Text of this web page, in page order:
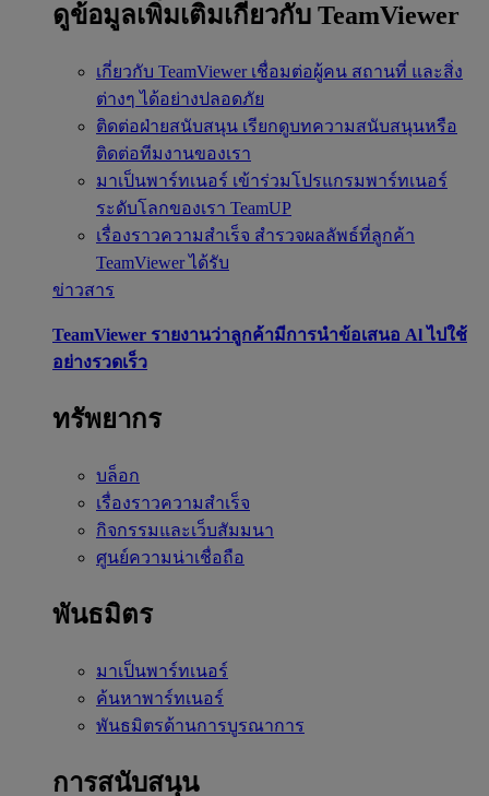
ดูข้อมูลเพิ่มเติมเกี่ยวกับ TeamViewer
เกี่ยวกับ TeamViewer เชื่อมต่อผู้คน สถานที่ และสิ่ง
ต่างๆ ได้อย่างปลอดภัย
ติดต่อฝ่ายสนับสนุน เรียกดูบทความสนับสนุนหรือ
ติดต่อทีมงานของเรา
มาเป็นพาร์ทเนอร์ เข้าร่วมโปรแกรมพาร์ทเนอร์
ระดับโลกของเรา TeamUP
เรื่องราวความสำเร็จ สำรวจผลลัพธ์ที่ลูกค้า
TeamViewer ได้รับ
ข่าวสาร
TeamViewer รายงานว่าลูกค้ามีการนำข้อเสนอ Al ไปใช้
อย่างรวดเร็ว
ทรัพยากร
บล็อก
เรื่องราวความสำเร็จ
กิจกรรมและเว็บสัมมนา
ศูนย์ความน่าเชื่อถือ
พันธมิตร
มาเป็นพาร์ทเนอร์
ค้นหาพาร์ทเนอร์
พันธมิตรด้านการบูรณาการ
การสนับสนุน